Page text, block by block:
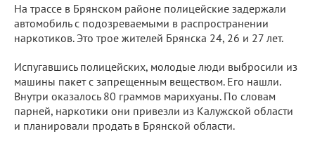
На трассе в Брянском районе полицейские задержали
автомобиль с подозреваемыми в распространении
наркотиков. Это трое жителей Брянска 24, 26 и 27 лет.
Испугавшись полицейских, молодые люди выбросили из
машины пакет с запрещенным веществом. Его нашли.
Внутри оказалось 80 граммов марихуаны. По словам
парней, наркотики они привезли из Калужской области
и планировали продать в Брянской области.